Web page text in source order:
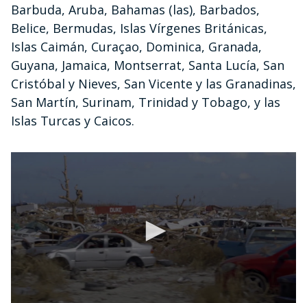
Barbuda, Aruba, Bahamas (las), Barbados,
Belice, Bermudas, Islas Vírgenes Británicas,
Islas Caimán, Curaçao, Dominica, Granada,
Guyana, Jamaica, Montserrat, Santa Lucía, San
Cristóbal y Nieves, San Vicente y las Granadinas,
San Martín, Surinam, Trinidad y Tobago, y las
Islas Turcas y Caicos.